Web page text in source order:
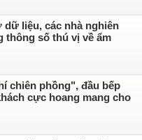
liệu, các nhà nghiên
thông số thú vị về ẩm
chiên phồng", đầu bếp
cực hoang mang cho